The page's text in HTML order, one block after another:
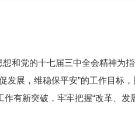
和党的十七届三中全会精神为
发展，维稳保平安”的工作目标
有新突破，牢牢把握“改革、发